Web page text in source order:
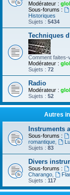
Modérateur :
Sous-forums :
Historiques
Sujets : 5434
Techniques
Comment faites-
Modérateur :
Sujets : 72
Radio
Modérateur :
Sujets : 52
Autres
Instruments
Sous-forums :
romantique
Sujets : 83
Divers
Sous-forums :
Charango
Sujets : 117